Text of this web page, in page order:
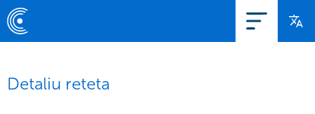
Detaliu reteta